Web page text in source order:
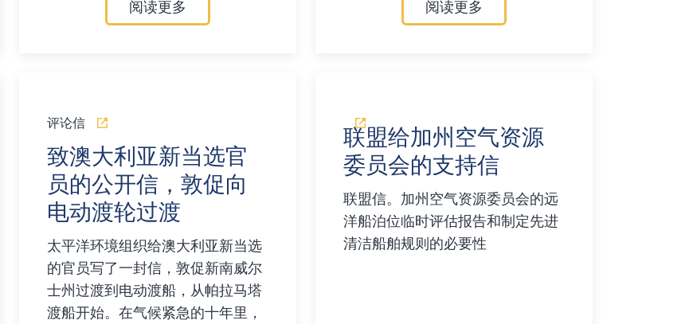
阅读更多 阅读更多
评论信
致澳大利亚新当选官
员的公开信，敦促向
电动渡轮过渡
太平洋环境组织给澳大利亚新当选
的官员写了一封信，敦促新南威尔
士州过渡到电动渡船，从帕拉马塔
渡船开始。在气候紧急的十年里，
联盟给加州空气资源
委员会的支持信
联盟信。加州空气资源委员会的远
洋船泊位临时评估报告和制定先进
清洁船舶规则的必要性